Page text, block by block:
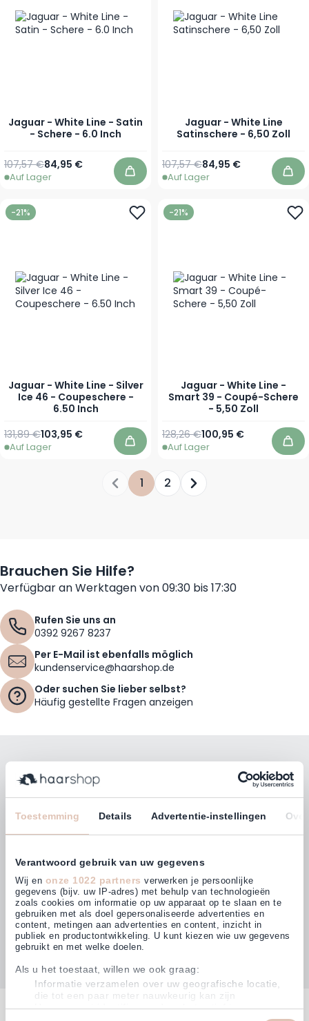
Toestemming Details Advertentie-instellingen Over
Verantwoord gebruik van uw gegevens
Wij en onze 1022 partners verwerken je persoonlijke
gegevens (bijv. uw IP-adres) met behulp van technologieën
zoals cookies om informatie op uw apparaat op te slaan en te
gebruiken met als doel gepersonaliseerde advertenties en
content, metingen aan advertenties en content, inzicht in
publiek en productontwikkeling. U kunt kiezen wie uw gegevens
gebruikt en met welke doelen.
Als u het toestaat, willen we ook graag:
Informatie verzamelen over uw geografische locatie,
die tot een paar meter nauwkeurig kan zijn
Uw apparaat identificeren door het actief te scannen
Jaguar - White Line - Satin
- Schere - 6.0 Inch
Sonderpreis
84,95 €
Regulärer Preis
107,57 €
Auf Lager In den Warenkorb
Jaguar - White Line
Satinschere - 6,50 Zoll
Sonderpreis
84,95 €
Regulärer Preis
107,57 €
Auf Lager In
-21%
Jaguar - White Line - Silver
Ice 46 - Coupeschere -
6.50 Inch
Sonderpreis
103,95 €
Regulärer Preis
131,89 €
Auf Lager In den Warenkorb
-21%
Jaguar - White Line -
Smart 39 - Coupé-Schere
- 5,50 Zoll
Sonderpreis
100,95 €
Regulärer Preis
128,26 €
Auf Lager In
Sie lesen gerade die Seite
1 Seite
2 Seite
Brauchen Sie Hilfe?
Verfügbar an Werktagen von 09:30 bis 17:30
Rufen Sie uns an
0392 9267 8237
Per E-Mail ist ebenfalls möglich
kundenservice@haarshop.de
Oder suchen Sie lieber selbst?
Häufig gestellte Fragen anzeigen
Kontakt
Bleiben Sie mit unserem Newsletter auf dem
Laufenden!
E-Mailadresse
Abonnieren
Kunden bewerten uns mit
4,63 (874)